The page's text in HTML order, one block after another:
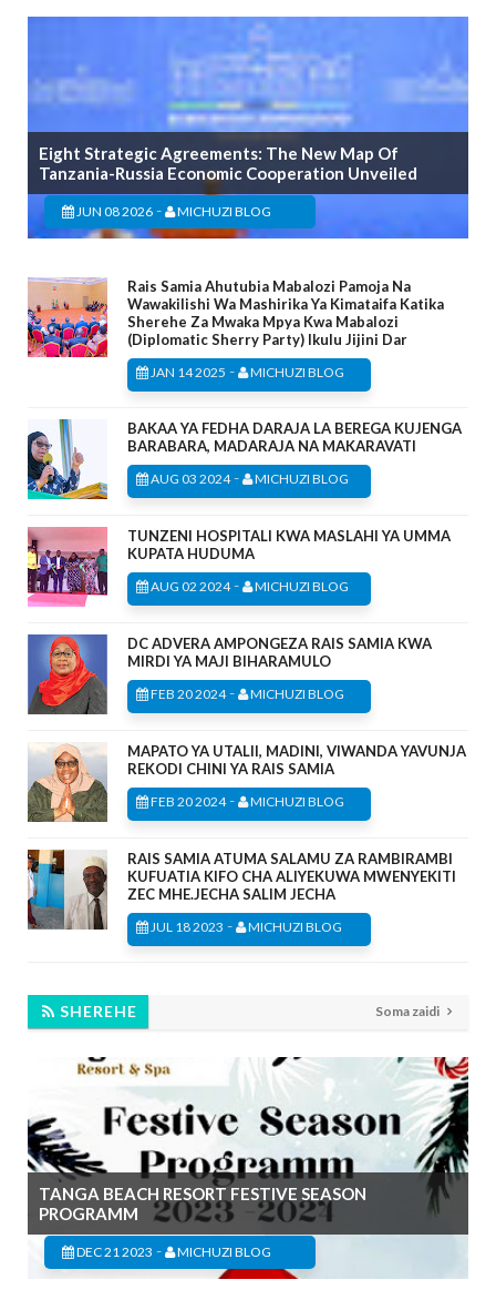
Eight Strategic Agreements: The New Map Of
Tanzania-Russia Economic Cooperation Unveiled
JUN 08 2026 - MICHUZI BLOG
Rais Samia Ahutubia Mabalozi Pamoja Na
Wawakilishi Wa Mashirika Ya Kimataifa Katika
Sherehe Za Mwaka Mpya Kwa Mabalozi
(Diplomatic Sherry Party) Ikulu Jijini Dar
JAN 14 2025 - MICHUZI BLOG
BAKAA YA FEDHA DARAJA LA BEREGA KUJENGA
BARABARA, MADARAJA NA MAKARAVATI
AUG 03 2024- MICHUZI BLOG
TUNZENI HOSPITALI KWA MASLAHI YA UMMA
KUPATA HUDUMA
AUG 02 2024- MICHUZI BLOG
DC ADVERA AMPONGEZA RAIS SAMIA KWA
MIRDI YA MAJI BIHARAMULO
FEB 20 2024- MICHUZI BLOG
MAPATO YA UTALII, MADINI, VIWANDA YAVUNJA
REKODI CHINI YA RAIS SAMIA
FEB 20 2024- MICHUZI BLOG
RAIS SAMIA ATUMA SALAMU ZA RAMBIRAMBI
KUFUATIA KIFO CHA ALIYEKUWA MWENYEKITI
ZEC MHE.JECHA SALIM JECHA
JUL 18 2023 - MICHUZI BLOG
SHEREHE Soma zaidi
TANGA BEACH RESORT FESTIVE SEASON
PROGRAMM
DEC 21 2023 - MICHUZI BLOG